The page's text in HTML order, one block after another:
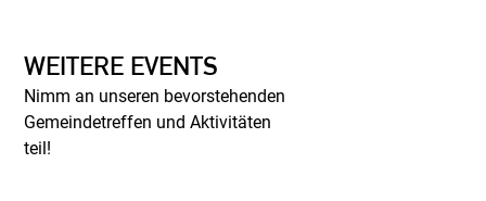
WEITERE EVENTS
Nimm an unseren bevorstehenden
Gemeindetreffen und Aktivitäten
teil!